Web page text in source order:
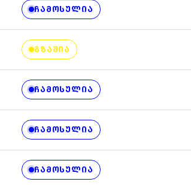
ᲩᲐᲛᲝᲡᲣᲚᲘᲐ
ᲒᲖᲐᲨᲘᲐ
ᲩᲐᲛᲝᲡᲣᲚᲘᲐ
ᲩᲐᲛᲝᲡᲣᲚᲘᲐ
ᲩᲐᲛᲝᲡᲣᲚᲘᲐ